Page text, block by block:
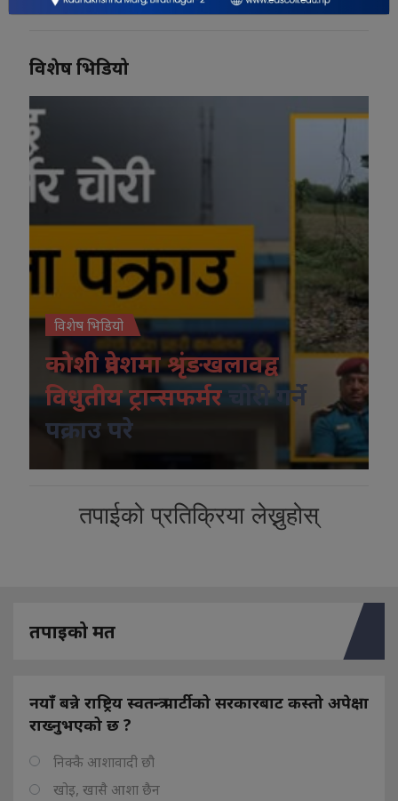
विशेष भिडियो
विशेष भिडियो
कोशी प्रदेशमा श्रृंङखलावद्व
विधुतीय ट्रान्सफर्मर
चोरी गर्ने
पक्राउ परे
तपाईको प्रतिक्रिया लेख्नुहोस्
तपाइको मत
नयाँ बन्ने राष्ट्रिय स्वतन्त्र पार्टीको सरकारबाट कस्तो अपेक्षा
राख्नुभएको छ ?
निक्कै आशावादी छौ
खोइ, खासै आशा छैन